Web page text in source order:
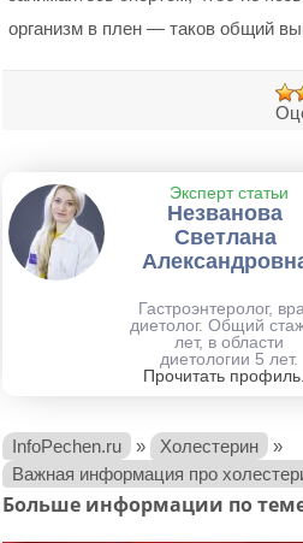
организм в плен — таков общий
Эксперт статьи
Незванова
Светлана
Гастроэнтеролог,
диетолог. Общий
лет, в области
диетологии 5 лет.
Прочитать
InfoPechen.ru » Холестерин
»
Важная информация про
Больше информации по